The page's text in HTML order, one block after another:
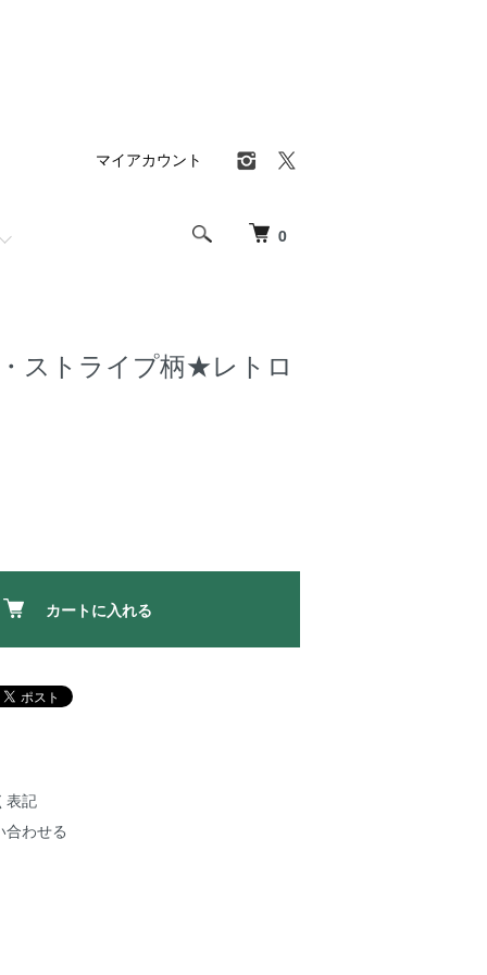
0
マイアカウント
ストライプ柄★レトロ
カートに入れる
表記
合わせる